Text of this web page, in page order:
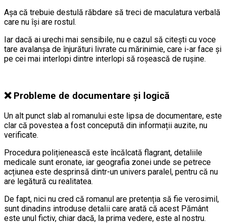
Așa că trebuie destulă răbdare să treci de maculatura verbală
care nu își are rostul.
Iar dacă ai urechi mai sensibile, nu e cazul să citești cu voce
tare avalanșa de înjurături livrate cu mărinimie, care i-ar face și
pe cei mai interlopi dintre interlopi să roșească de rușine.
❌ Probleme de documentare și logică
Un alt punct slab al romanului este lipsa de documentare, este
clar că povestea a fost concepută din informații auzite, nu
verificate.
Procedura polițienească este încălcată flagrant, detaliile
medicale sunt eronate, iar geografia zonei unde se petrece
acțiunea este desprinsă dintr-un univers paralel, pentru că nu
are legătură cu realitatea.
De fapt, nici nu cred că romanul are pretenția să fie verosimil,
sunt dinadins introduse detalii care arată că acest Pământ
este unul fictiv, chiar dacă, la prima vedere, este al nostru.